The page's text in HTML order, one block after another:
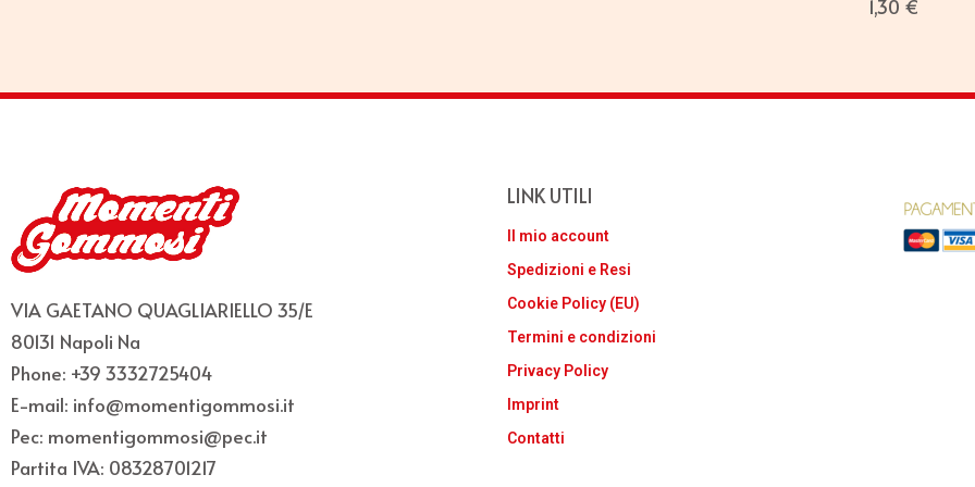
1,30 €
VIA GAETANO QUAGLIARIELLO 35/E
80131 Napoli Na
Phone: +39 3332725404
E-mail: info@momentigommosi.it
Pec: momentigommosi@pec.it
Partita IVA: 08328701217
LINK UTILI
Il mio account
Spedizioni e Resi
Cookie Policy (EU)
Termini e condizioni
Privacy Policy
Imprint
Contatti